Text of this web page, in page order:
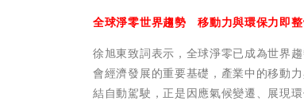
全球淨零世界趨勢 移動力與環保力即整
徐旭東致詞表示，全球淨零已成為世界
會經濟發展的重要基礎，產業中的移動
結自動駕駛，正是因應氣候變遷、展現環